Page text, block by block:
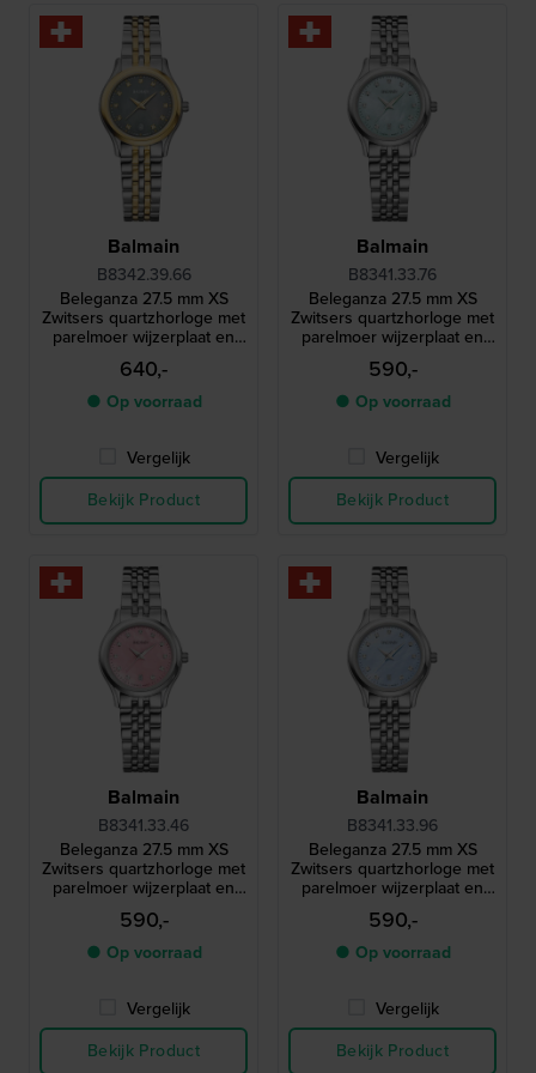
Balmain
B8342.39.66
Beleganza 27.5 mm XS
Zwitsers quartzhorloge met
parelmoer wijzerplaat en
diamanten indexen
640,-
● Op voorraad
Vergelijk
Bekijk Product
Balmain
B8341.33.76
Beleganza 27.5 mm XS
Zwitsers quartzhorloge met
parelmoer wijzerplaat en
diamanten indexen
590,-
● Op voorraad
Vergelijk
Bekijk Product
Balmain
B8341.33.46
Beleganza 27.5 mm XS
Zwitsers quartzhorloge met
parelmoer wijzerplaat en
diamanten indexen
590,-
● Op voorraad
Vergelijk
Bekijk Product
Balmain
B8341.33.96
Beleganza 27.5 mm XS
Zwitsers quartzhorloge met
parelmoer wijzerplaat en
diamanten indexen
590,-
● Op voorraad
Vergelijk
Bekijk Product